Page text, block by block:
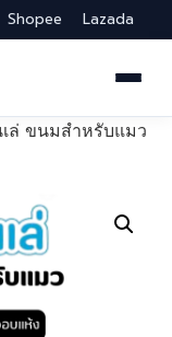
Shopee Lazada
ล่ ขนมสำหรับแมว